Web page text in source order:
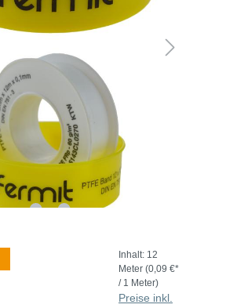
Inhalt: 12
Meter (0,09 €*
/ 1 Meter)
Preise inkl.